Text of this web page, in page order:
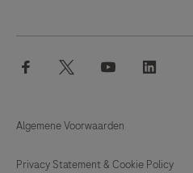
facebook twitter youtube
Algemene Voorwaarden
Privacy Statement & Cookie Policy